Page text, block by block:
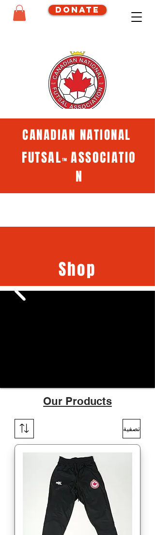
CANADIAN NATIONAL
FUTSAL™ ASSOCIATIO
N
Donate
Shop
Our Products
تصفية